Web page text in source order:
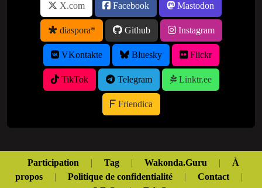
X.com Facebook Mastodon
diaspora* Github Instagram
VKontakte Bluesky Flickr
TikTok Telegram Linktr.ee
Friendica
Participation | Tag | Wakonda.Guru |
À
propos
| Politique de confidentialité | Contact
|